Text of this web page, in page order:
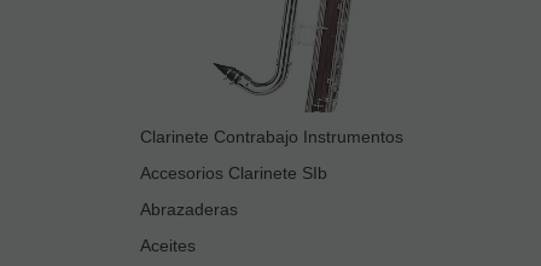
Clarinete Contrabajo Instrumentos
Accesorios Clarinete SIb
Abrazaderas
Aceites